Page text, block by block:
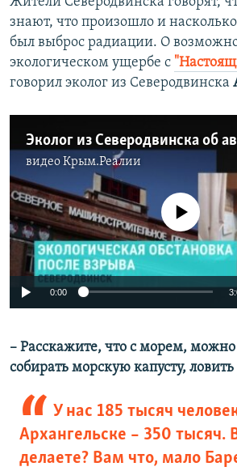
знают, что произошло и
был выброс радиации. О
экологическом ущербе с
говорил эколог из Северодвинска
видеоКрым.Реалии
No media source
0:00
– Расскажите, что с морем, можно
собирать морскую капусту,
У нас 185 тысяч
Архангельске – 350 тысяч.
делаете? Вам что, мало